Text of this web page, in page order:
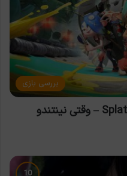
بررسی بازی
نقد و بررسی بازی Splatoon Raiders – وقتی نینتندو